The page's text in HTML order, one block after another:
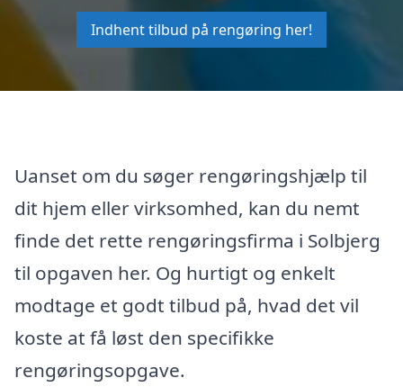
Indhent tilbud på rengøring her!
Uanset om du søger rengøringshjælp til
dit hjem eller virksomhed, kan du nemt
finde det rette rengøringsfirma i Solbjerg
til opgaven her. Og hurtigt og enkelt
modtage et godt tilbud på, hvad det vil
koste at få løst den specifikke
rengøringsopgave.